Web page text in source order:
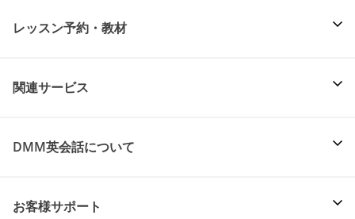
レッスン予約・教材
関連サービス
DMM英会話について
お客様サポート